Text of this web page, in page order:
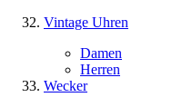
Vintage Uhren
Damen
Herren
Wecker